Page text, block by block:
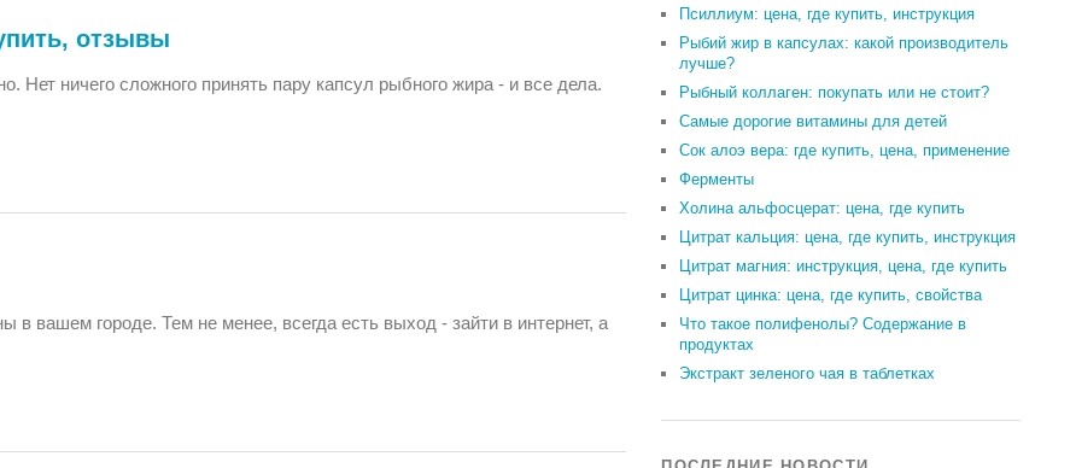
отзывы
ничего сложного принять пару капсул рыбного жира - и все дела.
вашем городе. Тем не менее, всегда есть выход - зайти в интернет, а
Псиллиум: цена, где купить, инструкция
Рыбий жир в капсулах: какой производитель
лучше?
Рыбный коллаген: покупать или не стоит?
Самые дорогие витамины для детей
Сок алоэ вера: где купить, цена, применение
Ферменты
Холина альфосцерат: цена, где купить
Цитрат кальция: цена, где купить, инструкция
Цитрат магния: инструкция, цена, где купить
Цитрат цинка: цена, где купить, свойства
Что такое полифенолы? Содержание в
продуктах
Экстракт зеленого чая в таблетках